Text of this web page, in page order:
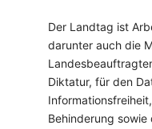
Der Landtag ist
darunter auch die
Diktatur, für den
Behinderung sowie